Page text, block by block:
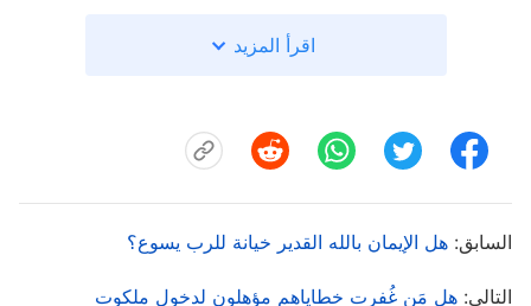
يؤمن بأن الرب قد عاد لأن الرب يسوع قال إن مسحاء
سَرِيعًا" (رؤيا 3: 11)
. لذلك، فإن عودة الرب يسوع أمر
حتمي. ولكن كيف يشرح القساوسة والشيوخ هذه الفقرة
كذبة سيظهرون في الأيام الأخيرة ليُضلِّلوا الناس، فإن أي
رسالة تقول إن الرب قد عاد هي رسالة كاذبة. لا يُسمح
اقرأ المزيد
السابق: هل الإيمان بالله القدير خيانة للرب يسوع؟
التالي: هل مَن غُفرت خطاياهم مؤهلون لدخول ملكوت